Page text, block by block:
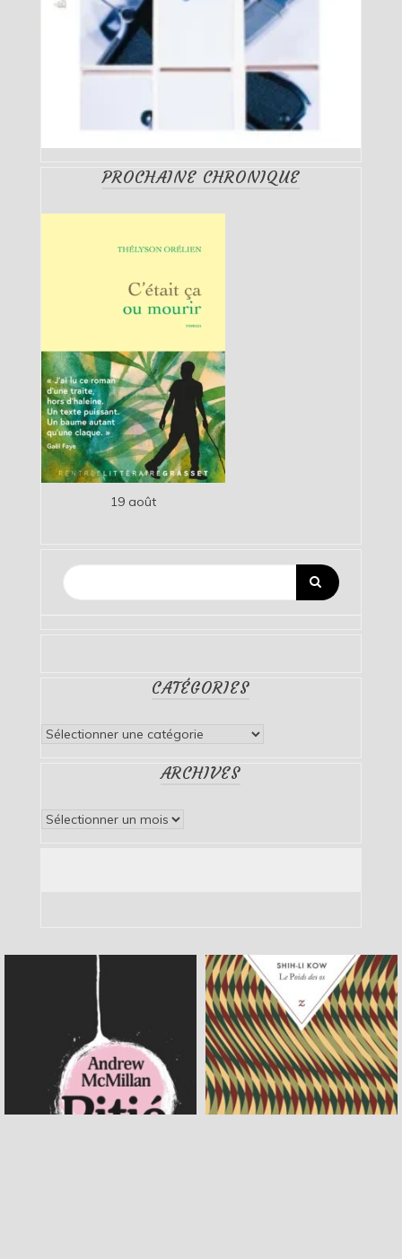
PROCHAINE CHRONIQUE
19 août
CATÉGORIES
Catégories
ARCHIVES
Archives